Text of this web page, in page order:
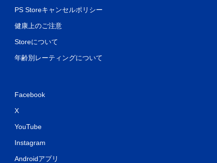
PS Storeキャンセルポリシー
健康上のご注意
Storeについて
年齢別レーティングについて
Facebook
X
YouTube
Instagram
Androidアプリ